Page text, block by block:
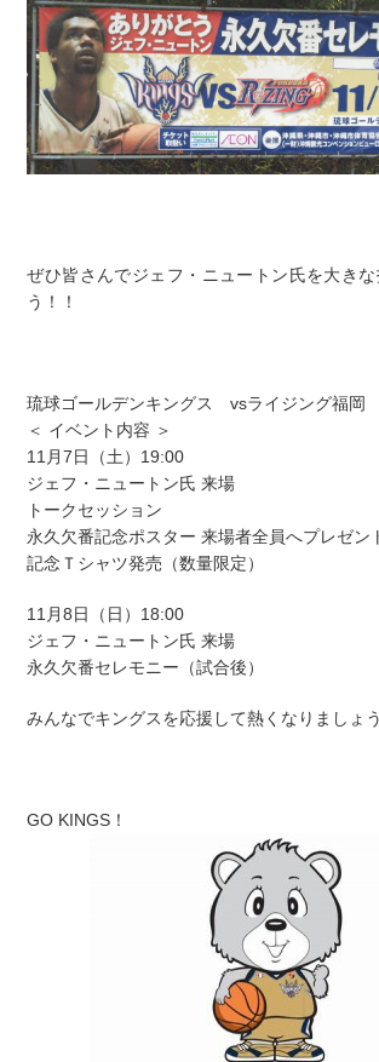
ぜひ皆さんでジェフ・ニュートン氏を大き
う！！
琉球ゴールデンキングス vsライジング福岡
＜ イベント内容 ＞
11月7日（土）19:00
ジェフ・ニュートン氏 来場
トークセッション
永久欠番記念ポスター 来場者全員へプレゼン
記念Ｔシャツ発売（数量限定）
11月8日（日）18:00
ジェフ・ニュートン氏 来場
永久欠番セレモニー（試合後）
みんなでキングスを応援して熱くなりましょう
GO KINGS！